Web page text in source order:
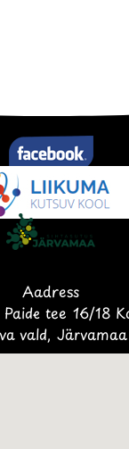
Aadress
Paide tee 16/18
vald, Järvamaa